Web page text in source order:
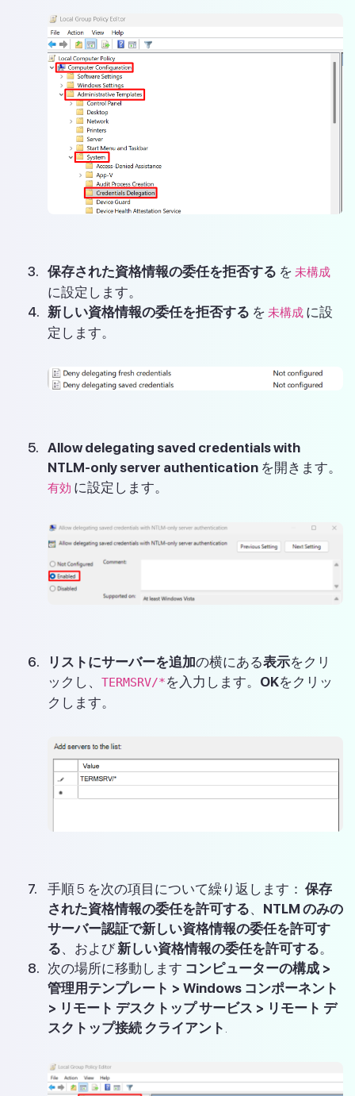
保存された資格情報の委任を拒否する を 未構成
に設定します。
新しい資格情報の委任を拒否する を 未構成 に設
定します。
Allow delegating saved credentials with
NTLM-only server authentication を開きます。
有効 に設定します。
リストにサーバーを追加の横にある表示をクリ
ックし、 TERMSRV/*を入力します。 OKをクリッ
クします。
手順 5 を次の項目について繰り返します： 保存
された資格情報の委任を許可する、 NTLM のみの
サーバー認証で新しい資格情報の委任を許可す
る、および 新しい資格情報の委任を許可する。
次の場所に移動します コンピューターの構成 >
管理用テンプレート > Windows コンポーネント
> リモート デスクトップ サービス > リモート デ
スクトップ接続 クライアント